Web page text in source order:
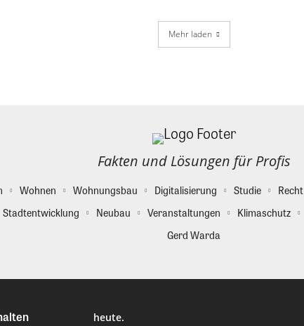
Mehr laden
Fakten und Lösungen für Profis
Wohnen Wohnungsbau Digitalisierung Studie Recht
Stadtentwicklung Neubau Veranstaltungen Klimaschutz
Gerd Warda
heute.